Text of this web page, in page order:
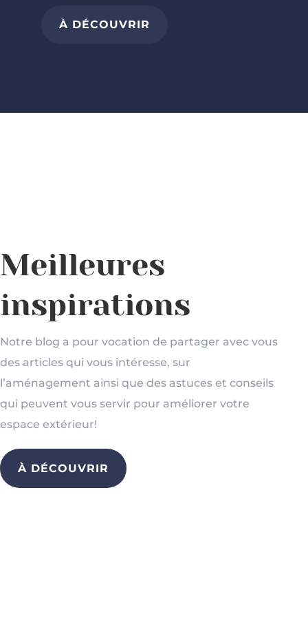
À DÉCOUVRIR
Meilleures
inspirations
Notre blog a pour vocation de partager avec vous
des articles qui vous intéresse, sur
l’aménagement ainsi que des astuces et conseils
qui peuvent vous servir pour améliorer votre
espace extérieur!
À DÉCOUVRIR